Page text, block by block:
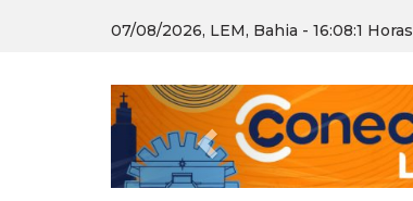
07/08/2026, LEM, Bahia - 16:08:2 Horas
Previous